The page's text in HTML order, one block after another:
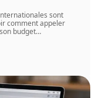
sont
comment appeler
budget…